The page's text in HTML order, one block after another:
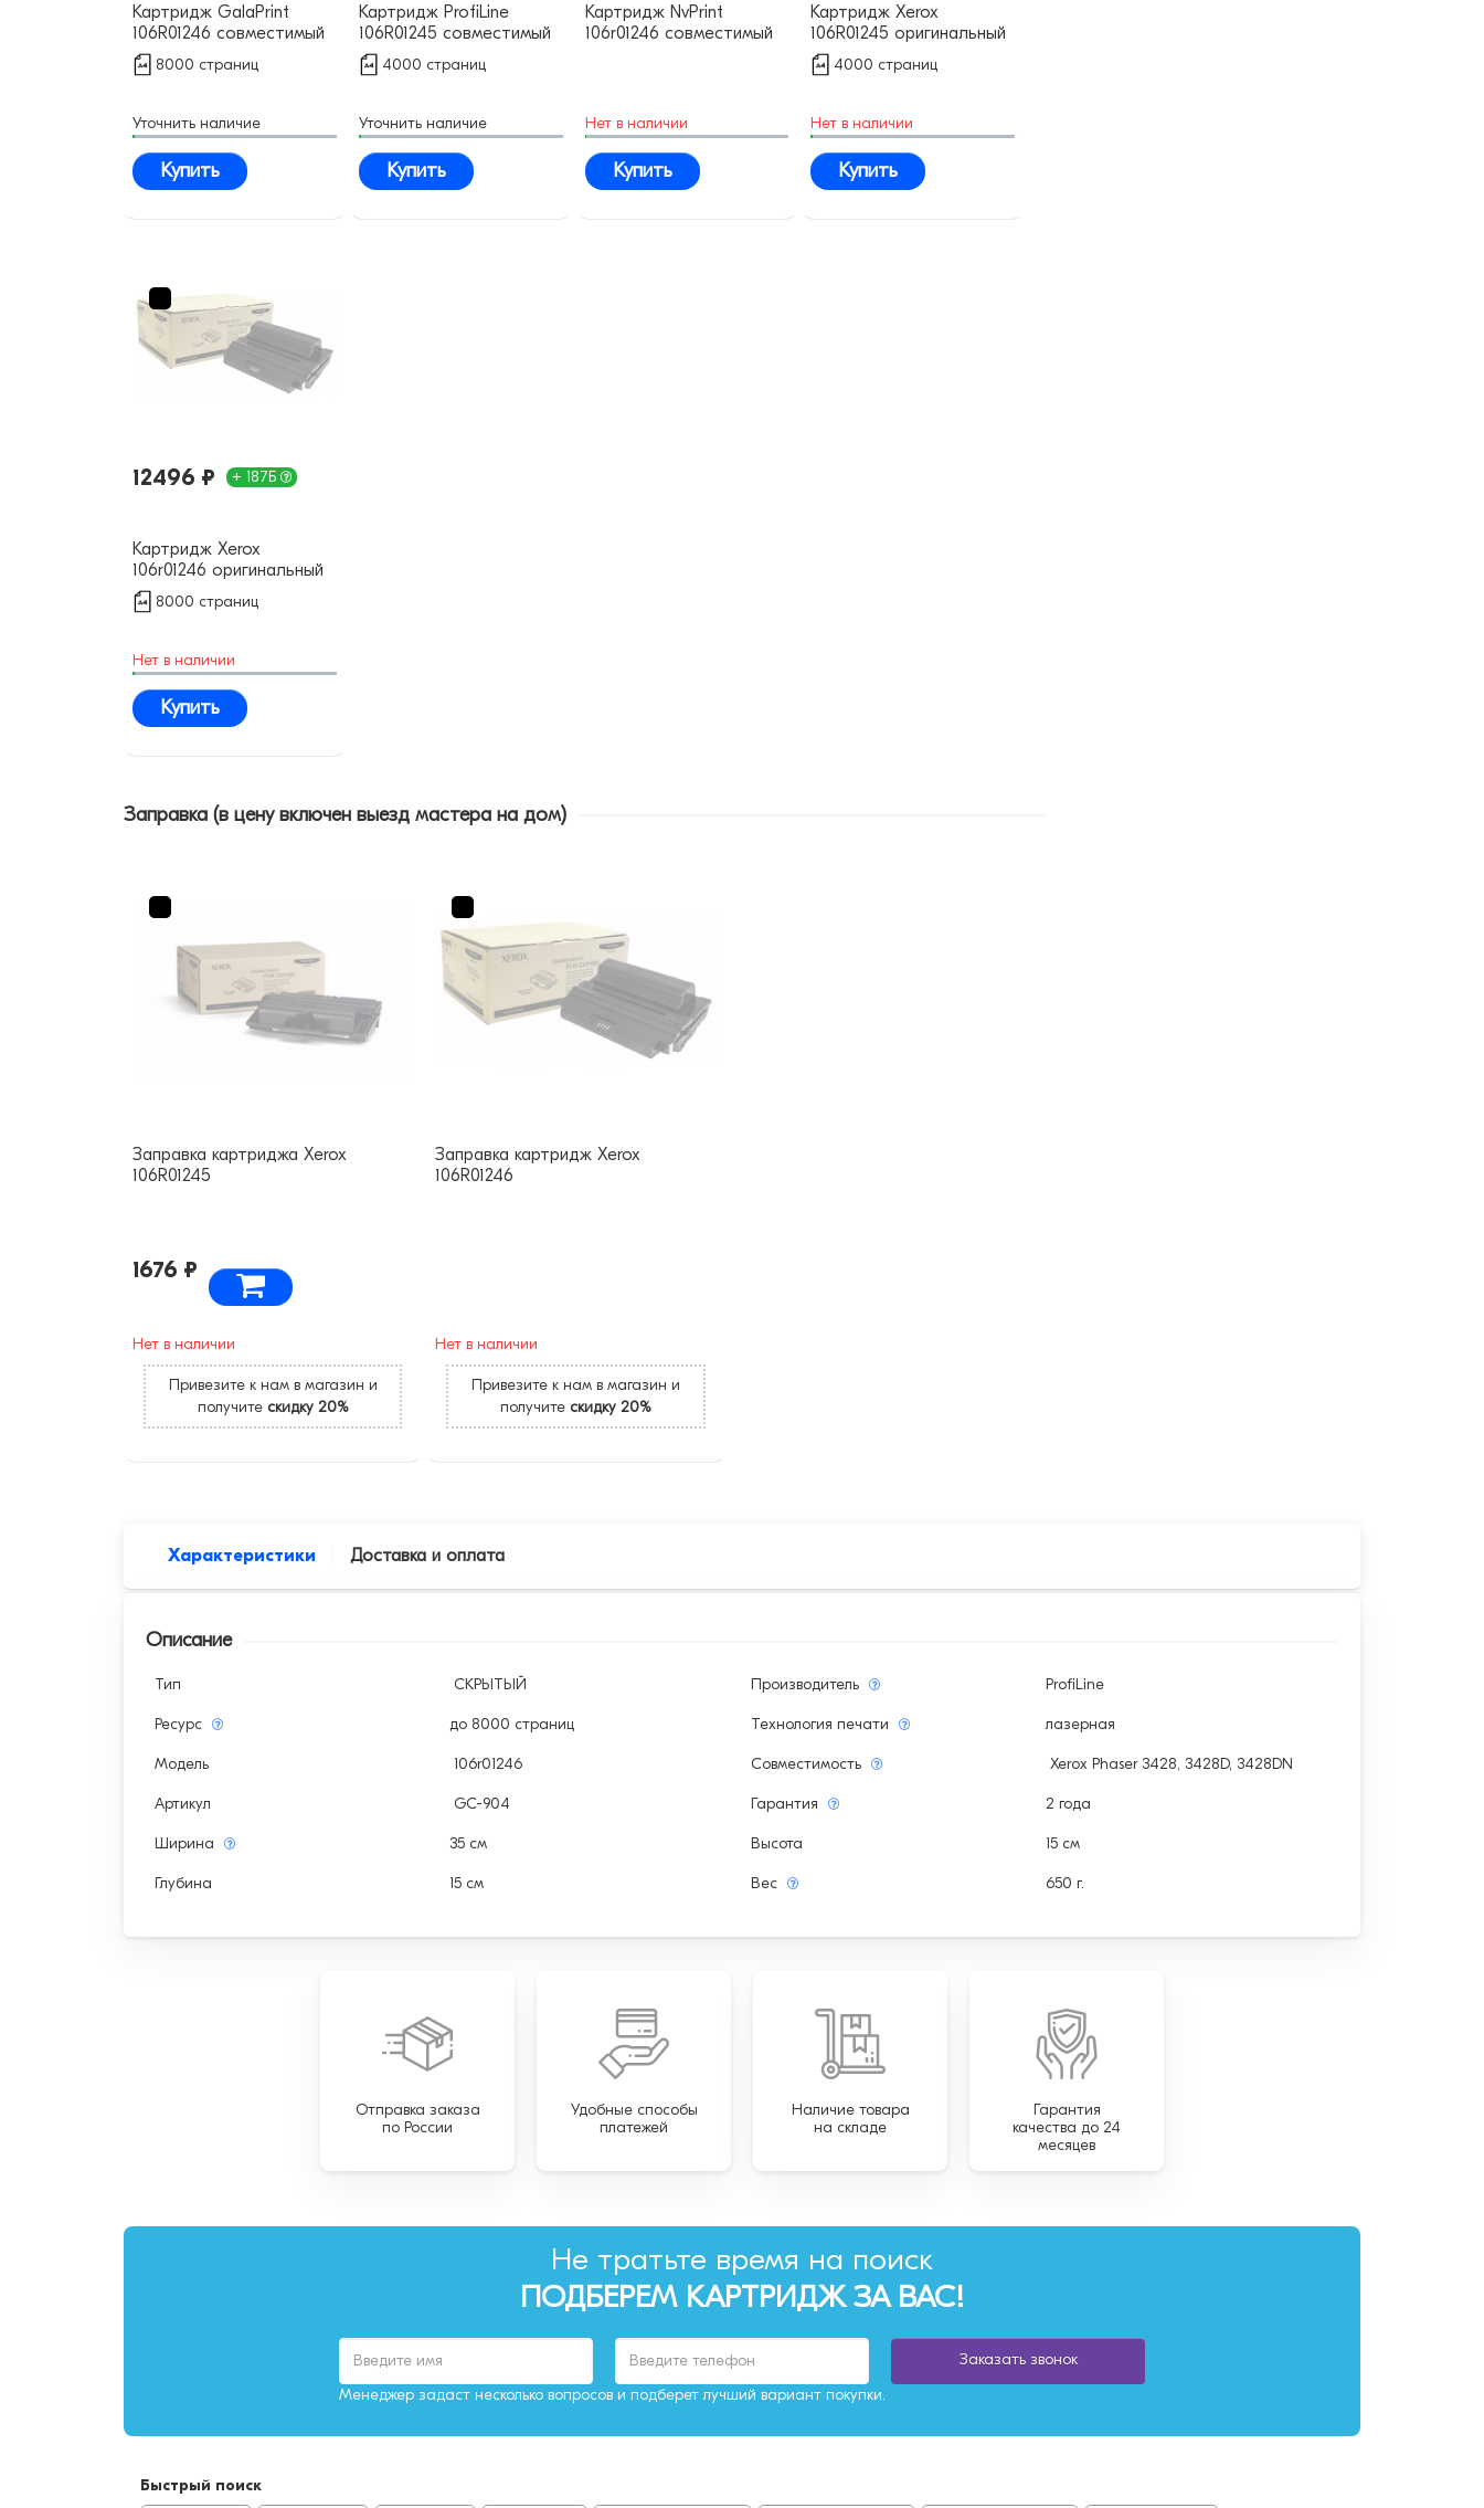
Картридж GalaPrint
106R01246 совместимый
8000 страниц
Уточнить наличие
Купить
Картридж ProfiLine
106R01245 совместимый
4000 страниц
Уточнить наличие
Купить
Картридж NvPrint
106r01246 совместимый
Нет в наличии
Купить
Картридж Xerox
106R01245 оригинальный
4000 страниц
Нет в наличии
Купить
12496 ₽ + 187Б
Картридж Xerox
106r01246 оригинальный
8000 страниц
Нет в наличии
Купить
Заправка (в цену включен выезд мастера на дом)
Заправка картриджа Xerox
106R01245
1676 ₽
Нет в наличии
Привезите к нам в магазин и
получите скидку 20%
Заправка картридж Xerox
106R01246
Нет в наличии
Привезите к нам в магазин и
получите скидку 20%
Характеристики Доставка и оплата
Описание
Тип СКРЫТЫЙ Производитель ProfiLine
Ресурс до 8000 страниц Технология печати лазерная
Модель 106r01246 Совместимость Xerox Phaser 3428, 3428D, 3428DN
Артикул GC-904 Гарантия 2 года
Ширина 35 см Высота 15 см
Глубина 15 см Вес 650 г.
Отправка заказа
по России
Удобные способы
платежей
Наличие товара
на складе
Гарантия
качества до 24
месяцев
Не тратьте время на поиск
ПОДБЕРЕМ КАРТРИДЖ ЗА ВАС!
Заказать звонок
Менеджер задаст несколько вопросов и подберет лучший вариант покупки.
Быстрый поиск